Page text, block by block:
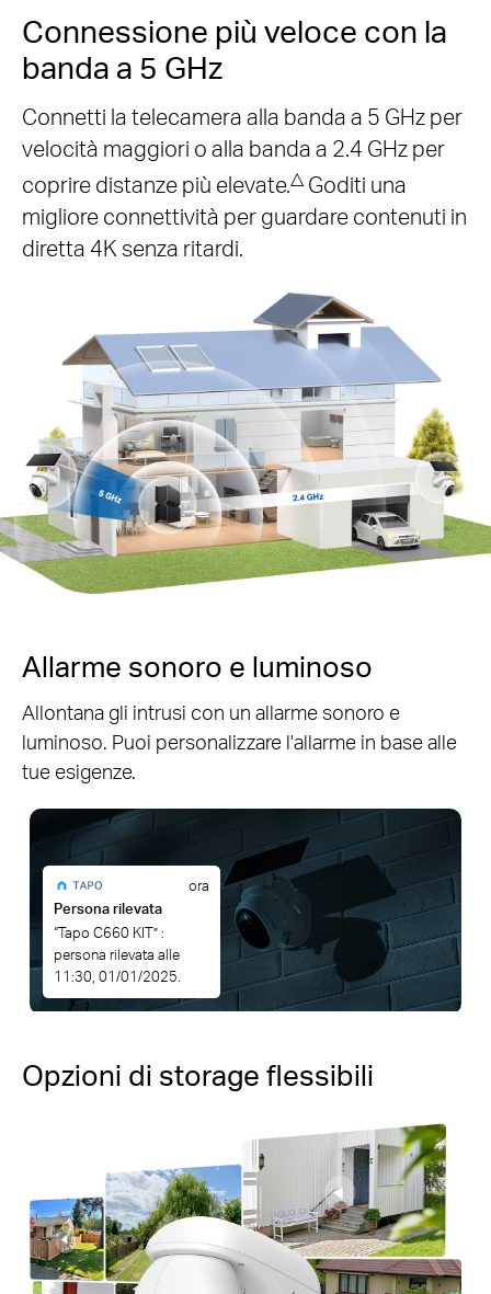
Connessione più veloce con la
banda a 5 GHz
Connetti la telecamera alla banda a 5 GHz per
velocità maggiori o alla banda a 2.4 GHz per
coprire distanze più elevate.△ Goditi una
migliore connettività per guardare contenuti in
diretta 4K senza ritardi.
Allarme sonoro e luminoso
Allontana gli intrusi con un allarme sonoro e
luminoso. Puoi personalizzare l'allarme in base alle
tue esigenze.
ora
Persona rilevata
“Tapo C660 KIT” :
persona rilevata alle
11:30, 01/01/2025.
Opzioni di storage flessibili